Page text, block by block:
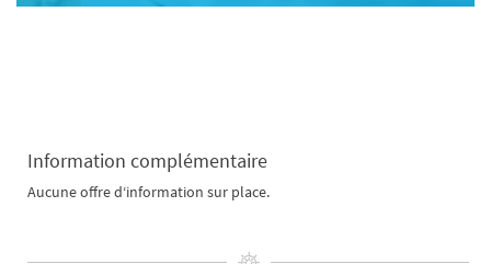
Information complémentaire
Aucune offre d‘information sur place.